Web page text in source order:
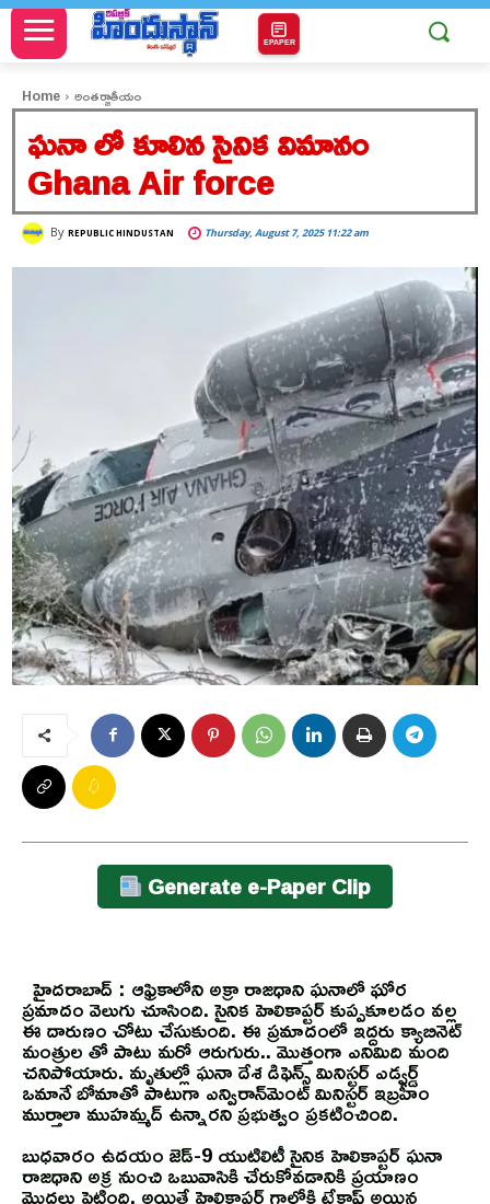
EPAPER
Home అంతర్జాతీయం
ఘనా లో కూలిన సైనిక విమానం
Ghana Air force
By REPUBLIC HINDUSTAN Thursday, August 7, 2025 11:22 am
Generate e-Paper Clip
హైదరాబాద్ : ఆఫ్రికాలోని అక్రా రాజధాని ఘనాలో ఘోర
ప్రమాదం వెలుగు చూసింది. సైనిక హెలికాప్టర్ కుప్పకూలడం వల్ల
ఈ దారుణం చోటు చేసుకుంది. ఈ ప్రమాదంలో ఇద్దరు క్యాబినెట్
మంత్రుల తో పాటు మరో ఆరుగురు.. మొత్తంగా ఎనిమిది మంది
చనిపోయారు. మృతుల్లో ఘనా దేశ డిఫెన్స్ మినిస్టర్ ఎడ్వర్డ్
ఒమానే బోమాతో పాటుగా ఎన్విరాన్‌మెంట్ మినిస్టర్ ఇబ్రహీం
ముర్తాలా ముహమ్మద్ ఉన్నారని ప్రభుత్వం ప్రకటించింది.
బుధవారం ఉదయం జెడ్-9 యుటిలిటీ సైనిక హెలికాప్టర్ ఘనా
రాజధాని అక్ర నుంచి ఒబువాసికి చేరుకోవడానికి ప్రయాణం
మొదలు పెట్టింది. అయితే హెలికాప్టర్ గాల్లోకి టేకాఫ్ అయిన